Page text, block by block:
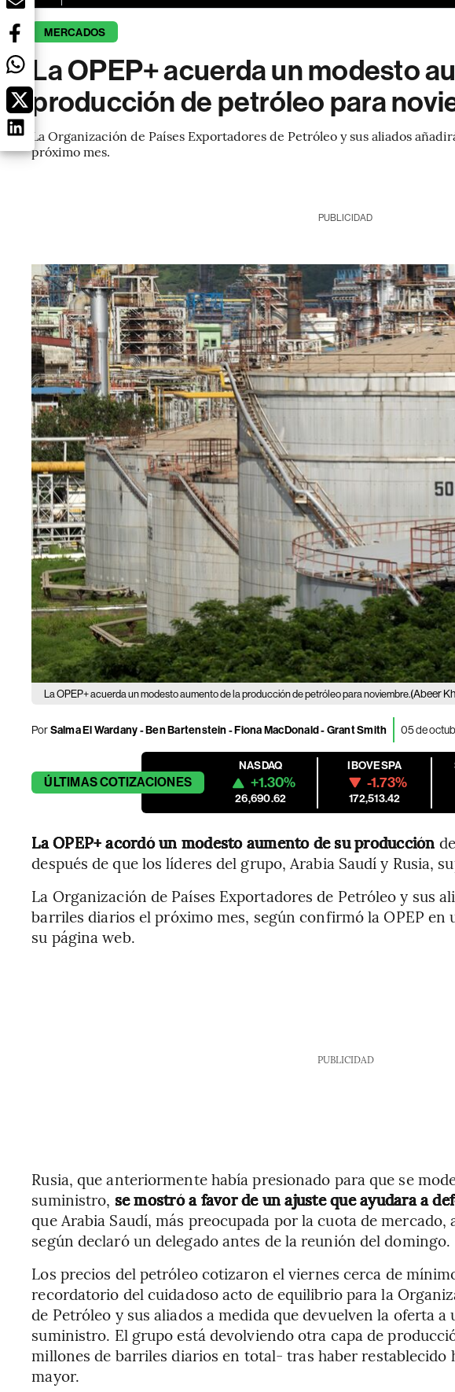
MERCADOS
La OPEP+ acuerda un modesto
producción de petróleo para
La Organización de Países Exportadores de Petróleo y sus aliados
próximo mes.
PUBLICIDAD
La OPEP+ acuerda un modesto aumento de la producción de petróleo para noviembre.(Abeer
PorSalma El Wardany - Ben Bartenstein - Fiona MacDonald - Grant Smith 05 de
ÚLTIMASCOTIZACIONES
NASDAQ
+1.30%
26,690.62
IBOVESPA
-1.73%
172,513.42
La OPEP+ acordó un modesto aumento de su producción
después de que los líderes del grupo, Arabia Saudí y Rusia,
La Organización de Países Exportadores de Petróleo y sus
barriles diarios el próximo mes, según confirmó la OPEP en
su página web.
PUBLICIDAD
Rusia, que anteriormente había presionado para que se
suministro, se mostró a favor de un ajuste que ayudara a
que Arabia Saudí, más preocupada por la cuota de
según declaró un delegado antes de la reunión del domingo.
Los precios del petróleo cotizaron el viernes cerca de
recordatorio del cuidadoso acto de equilibrio para la
de Petróleo y sus aliados a medida que devuelven la oferta
suministro. El grupo está devolviendo otra capa de
millones de barriles diarios en total- tras haber restablecido
mayor.